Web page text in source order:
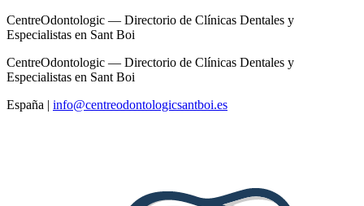
CentreOdontologic — Directorio de Clínicas Dentales y
Especialistas en Sant Boi
CentreOdontologic — Directorio de Clínicas Dentales y
Especialistas en Sant Boi
España | info@centreodontologicsantboi.es